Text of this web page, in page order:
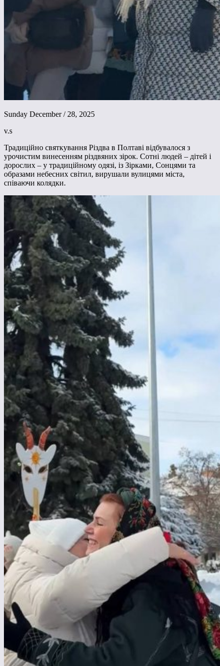
Sunday December / 28, 2025
v.s
Традиційно святкування Різдва в Полтаві відбувалося з
урочистим винесенням різдвяних зірок. Сотні людей – дітей і
дорослих – у традиційному одязі, із Зірками, Сонцями та
образами небесних світил, вирушали вулицями міста,
співаючи колядки.